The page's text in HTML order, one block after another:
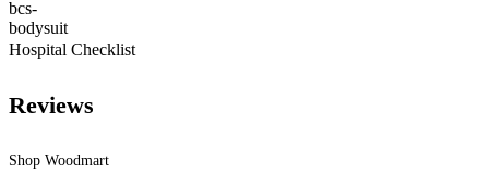
Hospital Checklist
Reviews
Shop Woodmart